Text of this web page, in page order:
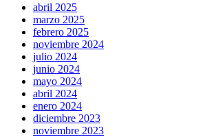
abril 2025
marzo 2025
febrero 2025
noviembre 2024
julio 2024
junio 2024
mayo 2024
abril 2024
enero 2024
diciembre 2023
noviembre 2023